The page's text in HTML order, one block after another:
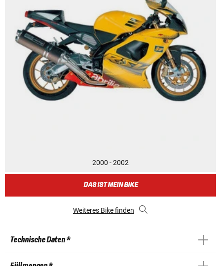
2000 - 2002
DAS IST MEIN BIKE
Weiteres Bike finden
Technische Daten *